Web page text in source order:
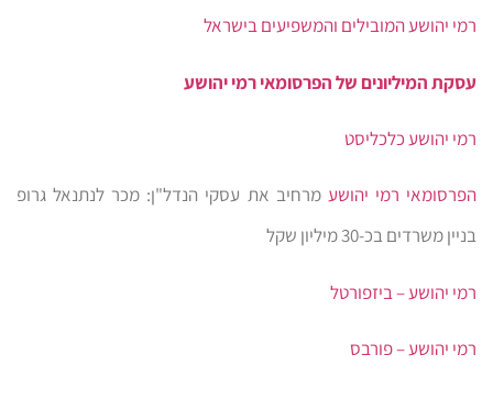
רמי יהושע המובילים והמשפיעים בישראל
עסקת המיליונים של הפרסומאי רמי יהושע
רמי יהושע כלכליסט
הפרסומאי רמי יהושע מרחיב את עסקי הנדל"ן: מכר לנתנאל גרופ
בניין משרדים בכ-30 מיליון שקל
רמי יהושע – ביזפורטל
רמי יהושע – פורבס